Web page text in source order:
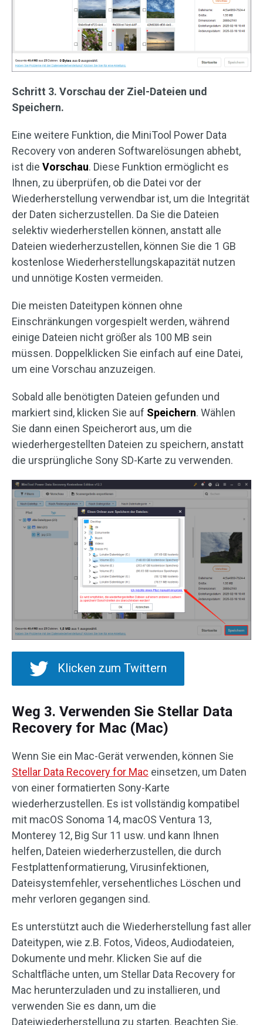
Schritt 3. Vorschau der Ziel-Dateien und
Speichern.
Eine weitere Funktion, die MiniTool Power Data
Recovery von anderen Softwarelösungen abhebt,
ist die Vorschau. Diese Funktion ermöglicht es
Ihnen, zu überprüfen, ob die Datei vor der
Wiederherstellung verwendbar ist, um die Integrität
der Daten sicherzustellen. Da Sie die Dateien
selektiv wiederherstellen können, anstatt alle
Dateien wiederherzustellen, können Sie die 1 GB
kostenlose Wiederherstellungskapazität nutzen
und unnötige Kosten vermeiden.
Die meisten Dateitypen können ohne
Einschränkungen vorgespielt werden, während
einige Dateien nicht größer als 100 MB sein
müssen. Doppelklicken Sie einfach auf eine Datei,
um eine Vorschau anzuzeigen.
Sobald alle benötigten Dateien gefunden und
markiert sind, klicken Sie auf Speichern. Wählen
Sie dann einen Speicherort aus, um die
wiederhergestellten Dateien zu speichern, anstatt
die ursprüngliche Sony SD-Karte zu verwenden.
Klicken zum Twittern
Weg 3. Verwenden Sie Stellar Data
Recovery for Mac (Mac)
Wenn Sie ein Mac-Gerät verwenden, können Sie
Stellar Data Recovery for Mac einsetzen, um Daten
von einer formatierten Sony-Karte
wiederherzustellen. Es ist vollständig kompatibel
mit macOS Sonoma 14, macOS Ventura 13,
Monterey 12, Big Sur 11 usw. und kann Ihnen
helfen, Dateien wiederherzustellen, die durch
Festplattenformatierung, Virusinfektionen,
Dateisystemfehler, versehentliches Löschen und
mehr verloren gegangen sind.
Es unterstützt auch die Wiederherstellung fast aller
Dateitypen, wie z.B. Fotos, Videos, Audiodateien,
Dokumente und mehr. Klicken Sie auf die
Schaltfläche unten, um Stellar Data Recovery for
Mac herunterzuladen und zu installieren, und
verwenden Sie es dann, um die
Dateiwiederherstellung zu starten. Beachten Sie,